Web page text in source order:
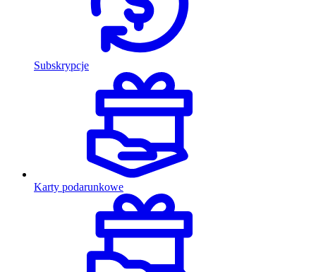
Subskrypcje
Karty podarunkowe